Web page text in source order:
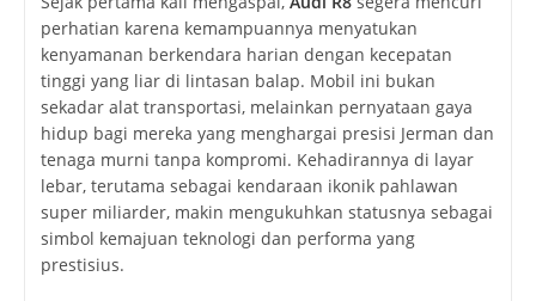
perhatian karena kemampuannya menyatukan
kenyamanan berkendara harian dengan kecepatan
tinggi yang liar di lintasan balap. Mobil ini bukan
sekadar alat transportasi, melainkan pernyataan gaya
hidup bagi mereka yang menghargai presisi Jerman dan
tenaga murni tanpa kompromi. Kehadirannya di layar
lebar, terutama sebagai kendaraan ikonik pahlawan
super miliarder, makin mengukuhkan statusnya sebagai
simbol kemajuan teknologi dan performa yang
prestisius.